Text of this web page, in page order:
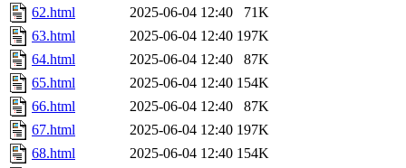
62.html
2025-06-04 12:40
71K
63.html
2025-06-04 12:40 197K
64.html
2025-06-04 12:40
87K
65.html
2025-06-04 12:40 154K
66.html
2025-06-04 12:40
87K
67.html
2025-06-04 12:40 197K
68.html
2025-06-04 12:40 154K